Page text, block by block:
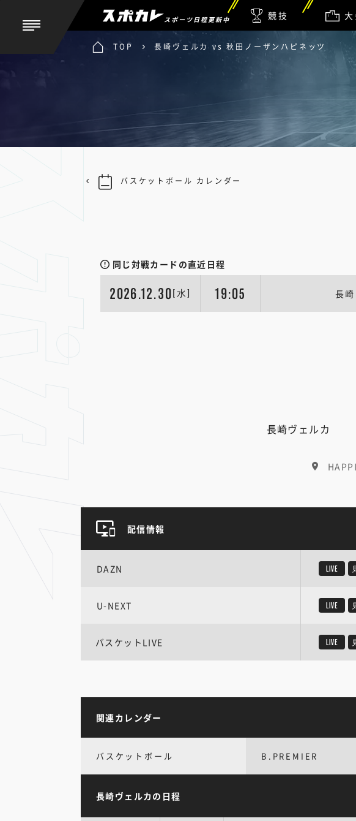
スポーツ日程更新中 競技
TOP 長崎ヴェルカ vs 秋田ノーザンハピネッツ
同じ対戦カードの直近日程
2026.12.30 [水] 19:05 長崎
長崎ヴェルカ
バスケットボール カレンダー
配信情報
DAZN LIVE
U-NEXT LIVE
バスケットLIVE LIVE
関連カレンダー
バスケットボール B.PREMIER
長崎ヴェルカの日程